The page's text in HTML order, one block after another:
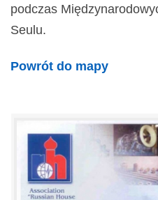
podczas
Seulu.
Powrót do mapy